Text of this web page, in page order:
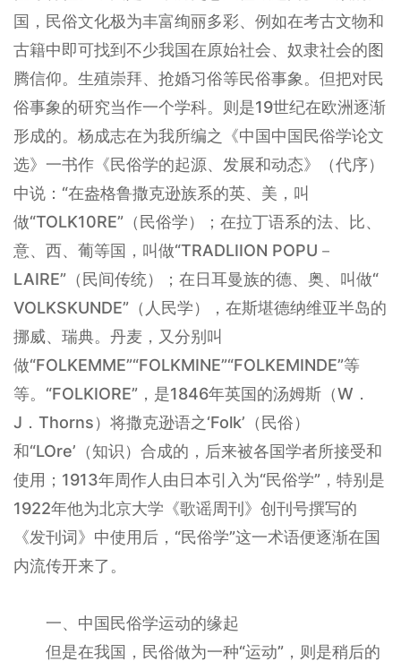
国，民俗文化极为丰富绚丽多彩、例如在考古文物和
古籍中即可找到不少我国在原始社会、奴隶社会的图
腾信仰。生殖崇拜、抢婚习俗等民俗事象。但把对民
俗事象的研究当作一个学科。则是19世纪在欧洲逐渐
形成的。杨成志在为我所编之《中国中国民俗学论文
选》一书作《民俗学的起源、发展和动态》（代序）
中说：“在盎格鲁撒克逊族系的英、美，叫
做“TOLK10RE”（民俗学）；在拉丁语系的法、比、
意、西、葡等国，叫做“TRADLIION POPU－
LAIRE”（民间传统）；在日耳曼族的德、奥、叫做“
VOLKSKUNDE”（人民学），在斯堪德纳维亚半岛的
挪威、瑞典。丹麦，又分别叫
做“FOLKEMME”“FOLKMINE”“FOLKEMINDE”等
等。“FOLKIORE”，是1846年英国的汤姆斯（W．
J．Thorns）将撒克逊语之‘Folk’（民俗）
和“LOre’（知识）合成的，后来被各国学者所接受和
使用；1913年周作人由日本引入为“民俗学”，特别是
1922年他为北京大学《歌谣周刊》创刊号撰写的
《发刊词》中使用后，“民俗学”这一术语便逐渐在国
内流传开来了。
一、中国民俗学运动的缘起
但是在我国，民俗做为一种“运动”，则是稍后的